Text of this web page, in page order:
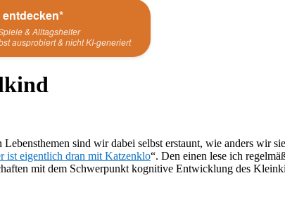
& Alltagshelfer
ausprobiert & nicht KI-generiert
sind wir dabei selbst erstaunt, wie anders wir
ist eigentlich dran mit Katzenklo“. Den einen lese ich
mit dem Schwerpunkt kognitive Entwicklung des